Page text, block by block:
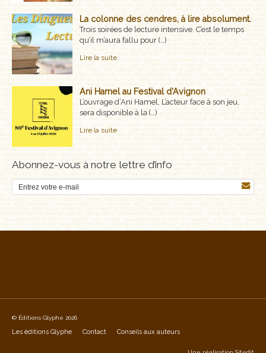
AUTEURS
LES CADEAUX
LES ÉDITIONS GLYPHE
La colonne des cendres, à lire absolument.
Trois soirées de lecture intensive. C’est le temps
qu’il m’aura fallu pour (…)
Lire la suite
Ani Hamel au Festival d’Avignon
L’ouvrage d’Ani Hamel, L’acteur face à son jeu,
sera disponible à la (…)
Lire la suite
Abonnez-vous à notre lettre d’info
© Éditions Glyphe 2026
Les éditions Glyphe Contact Conseils aux auteurs